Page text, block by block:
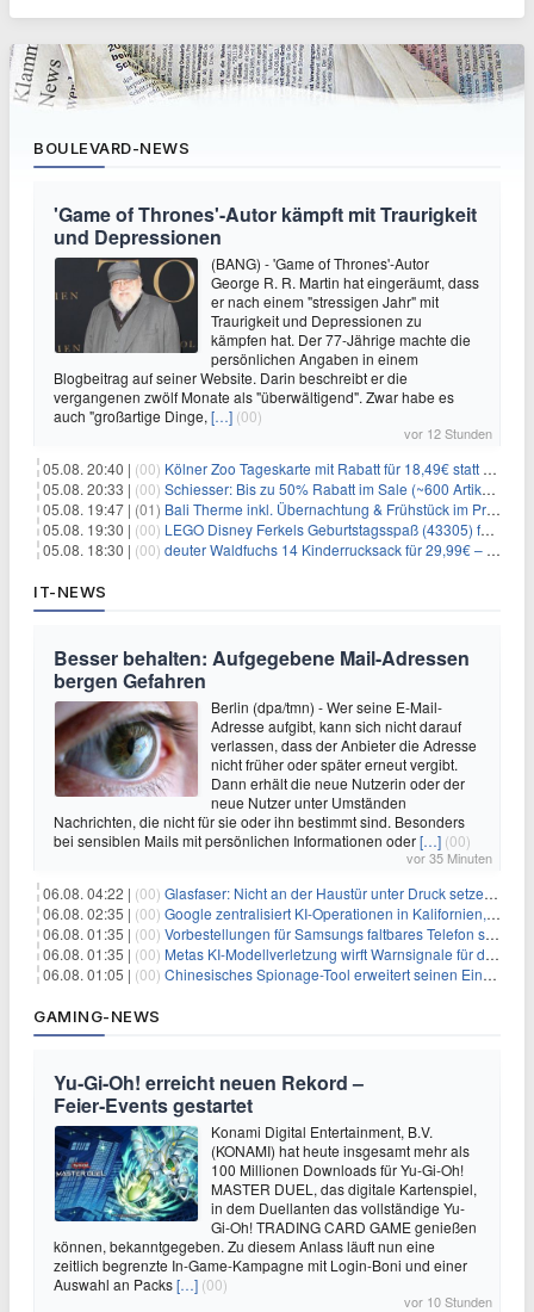
BOULEVARD-NEWS
'Game of Thrones'-Autor kämpft mit Traurigkeit
und Depressionen
(BANG) - 'Game of Thrones'-Autor
George R. R. Martin hat eingeräumt, dass
er nach einem "stressigen Jahr" mit
Traurigkeit und Depressionen zu
kämpfen hat. Der 77-Jährige machte die
persönlichen Angaben in einem
Blogbeitrag auf seiner Website. Darin beschreibt er die
vergangenen zwölf Monate als "überwältigend". Zwar habe es
auch "großartige Dinge, […] (00)
vor 12 Stunden
05.08. 20:40 | (00) Kölner Zoo Tageskarte mit Rabatt für 18,49€ statt 29,50€ – einlösbar bis Dezember
05.08. 20:33 | (00) Schiesser: Bis zu 50% Rabatt im Sale (~600 Artikel zur Auswahl)
05.08. 19:47 | (01) Bali Therme inkl. Übernachtung & Frühstück im Premium Hotel (Bad Oeynhausen) ab 89€ p.P.
05.08. 19:30 | (00) LEGO Disney Ferkels Geburtstagsspaß (43305) für 29,10€
05.08. 18:30 | (00) deuter Waldfuchs 14 Kinderrucksack für 29,99€ – Amber-maple
IT-NEWS
Besser behalten: Aufgegebene Mail-Adressen
bergen Gefahren
Berlin (dpa/tmn) - Wer seine E-Mail-
Adresse aufgibt, kann sich nicht darauf
verlassen, dass der Anbieter die Adresse
nicht früher oder später erneut vergibt.
Dann erhält die neue Nutzerin oder der
neue Nutzer unter Umständen
Nachrichten, die nicht für sie oder ihn bestimmt sind. Besonders
bei sensiblen Mails mit persönlichen Informationen oder[…] (00)
vor 35 Minuten
06.08. 04:22 | (00) Glasfaser: Nicht an der Haustür unter Druck setzen lassen
06.08. 02:35 | (00) Google zentralisiert KI-Operationen in Kalifornien, um Rivale Anthropic und OpenAI zu überholen
06.08. 01:35 | (00) Vorbestellungen für Samsungs faltbares Telefon steigen um 30 % in einem wettbewerbsintensiven Markt
06.08. 01:35 | (00) Metas KI-Modellverletzung wirft Warnsignale für die Technologieaufsicht auf
06.08. 01:05 | (00) Chinesisches Spionage-Tool erweitert seinen Einfluss auf 13 Länder und weckt Sicherheitsbedenken
GAMING-NEWS
Yu‑Gi‑Oh! erreicht neuen Rekord –
Feier‑Events gestartet
Konami Digital Entertainment, B.V.
(KONAMI) hat heute insgesamt mehr als
100 Millionen Downloads für Yu-Gi-Oh!
MASTER DUEL, das digitale Kartenspiel,
in dem Duellanten das vollständige Yu-
Gi-Oh! TRADING CARD GAME genießen
können, bekanntgegeben. Zu diesem Anlass läuft nun eine
zeitlich begrenzte In-Game-Kampagne mit Login-Boni und einer
Auswahl an Packs[…] (00)
vor 10 Stunden